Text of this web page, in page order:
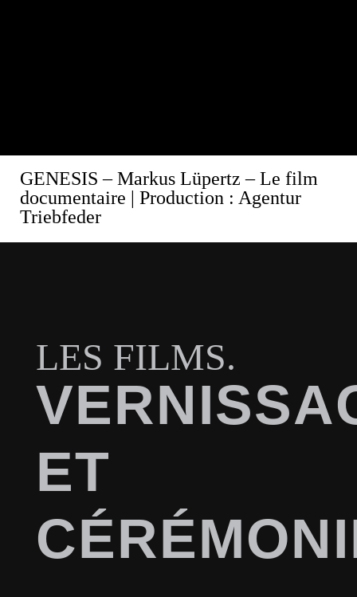
GENESIS – Markus Lüpertz – Le film
documentaire | Production : Agentur
Triebfeder
LES FILMS.
ET